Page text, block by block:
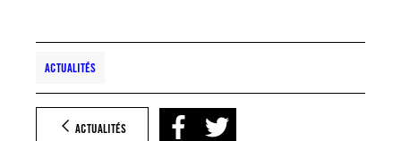
ACTUALITÉS
ACTUALITÉS